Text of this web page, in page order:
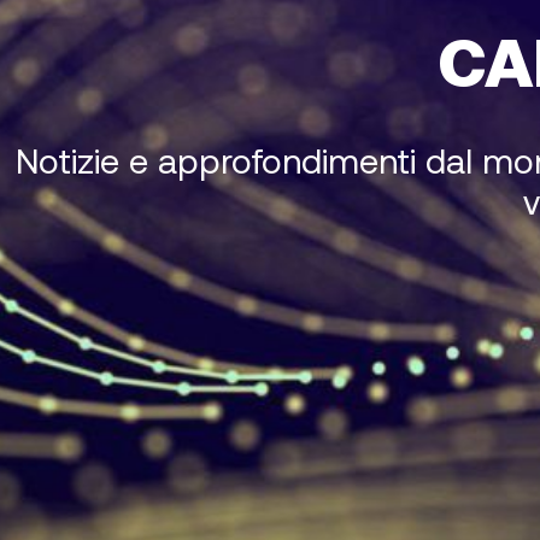
Notizie e approfondimenti dal